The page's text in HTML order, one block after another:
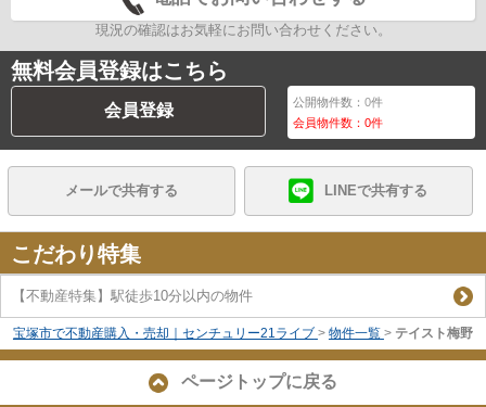
現況の確認はお気軽にお問い合わせください。
無料会員登録はこちら
会員登録 公開物件数：0件
会員物件数：0件
メールで共有する LINEで共有する
こだわり特集
【不動産特集】駅徒歩10分以内の物件
宝塚市で不動産購入・売却｜センチュリー21ライブ > 物件一覧 > テイスト梅野
ページトップに戻る